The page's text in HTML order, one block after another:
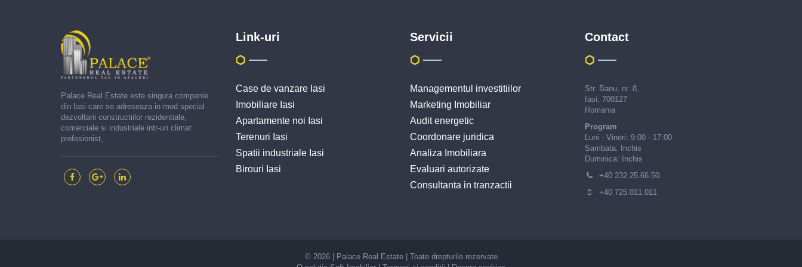
Palace Real Estate este singura companie
din Iasi care se adreseaza in mod special
dezvoltarii constructiilor rezidentiale,
comerciale si industriale intr-un climat
profesionist,
Link-uri
Case de vanzare Iasi
Imobiliare Iasi
Apartamente noi Iasi
Terenuri Iasi
Spatii industriale Iasi
Birouri Iasi
Servicii
Managementul investitiilor
Marketing Imobiliar
Audit energetic
Coordonare juridica
Analiza Imobiliara
Evaluari autorizate
Consultanta in tranzactii
Contact
Str. Banu, nr. 8,
Iasi, 700127
Romania
Program
Luni - Vineri: 9:00 - 17:00
Sambata: Inchis
Duminica: Inchis
+40 232.25.66.50
+40 725.011.011
© 2026 | Palace Real Estate | Toate drepturile rezervate